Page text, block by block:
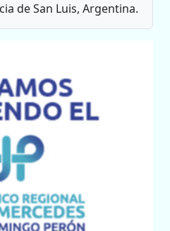
de San Luis, Argentina.